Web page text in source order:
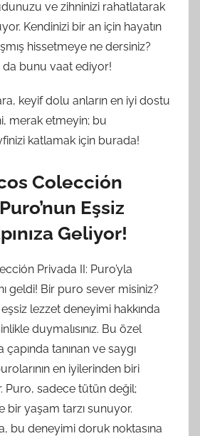
ve zihninizi rahatlatarak
Kendinizi bir an için hayatın
hissetmeye ne dersiniz?
bunu vaat ediyor!
keyif dolu anların en iyi dostu
merak etmeyin; bu
katlamak için burada!
Colección
Eşsiz
Geliyor!
Privada II: Puro’yla
geldi! Bir puro sever misiniz?
lezzet deneyimi hakkında
duymalısınız. Bu özel
tanınan ve saygı
en iyilerinden biri
Puro, sadece tütün değil;
bir yaşam tarzı sunuyor.
bu deneyimi doruk noktasına